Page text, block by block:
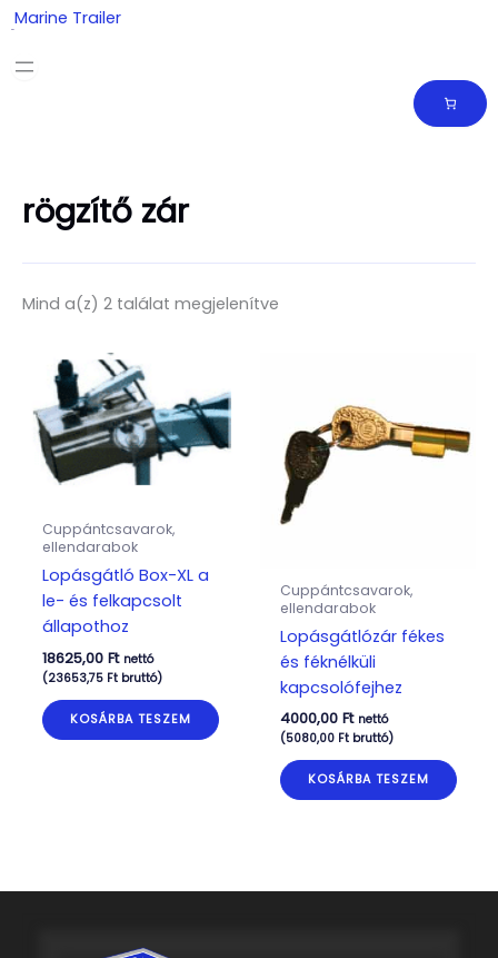
Skip
to
content
Marine Trailer
rögzítő zár
Mind a(z) 2 találat megjelenítve
Cuppántcsavarok,
ellendarabok
Lopásgátló Box-XL a
le- és felkapcsolt
állapothoz
18625,00 Ft nettó
(23653,75 Ftbruttó)
KOSÁRBA TESZEM
Cuppántcsavarok,
ellendarabok
Lopásgátlózár fékes
és féknélküli
kapcsolófejhez
4000,00 Ft nettó
(5080,00 Ftbruttó)
KOSÁRBA TESZEM